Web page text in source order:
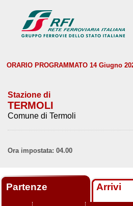
ORARIO PROGRAMMATO 14 Giugno
Stazione di
TERMOLI
Comune di Termoli
Ora impostata: 04.00
Partenze Arrivi